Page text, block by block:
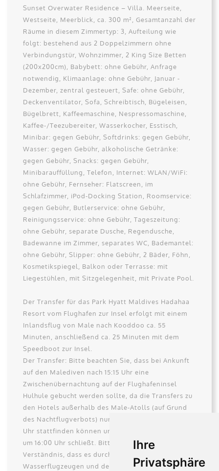
Ihre
Privatsphäre
Sunset Overwater Residence – Villa. Meerseite,
Westseite, Meerblick, ca. 300 m², Gesamtanzahl der
Räume in diesem Zimmertyp: 3, Aufteilung wie
folgt: bestehend aus 2 Doppelzimmern ohne
Verbindungstür, Wohnzimmer, 2 King Size Betten
(200x200cm), Babybett: ohne Gebühr, Anfrage
notwendig, Klimaanlage: ohne Gebühr, Januar -
Dezember, zentral gesteuert, Safe: ohne Gebühr,
Deckenventilator, Sofa, Schreibtisch, Bügeleisen,
Bügelbrett, Kaffeemaschine, Nespressomaschine,
Kaffee-/Teezubereiter, Wasserkocher, Esstisch,
Minibar: gegen Gebühr, Softdrinks: gegen Gebühr,
Wasser: gegen Gebühr, alkoholische Getränke:
gegen Gebühr, Snacks: gegen Gebühr,
Minibarauffüllung, Telefon, Internet: WLAN/WiFi:
ohne Gebühr, Fernseher: Flatscreen, im
Schlafzimmer, iPod-Docking Station, Roomservice:
gegen Gebühr, Butlerservice: ohne Gebühr,
Reinigungsservice: ohne Gebühr, Tageszeitung:
ohne Gebühr, separate Dusche, Regendusche,
Badewanne im Zimmer, separates WC, Bademantel:
ohne Gebühr, Slipper: ohne Gebühr, 2 Bäder, Föhn,
Kosmetikspiegel, Balkon oder Terrasse: mit
Liegestühlen, mit Sitzgelegenheit, mit Private Pool.
Der Transfer für das Park Hyatt Maldives Hadahaa
Resort vom Flughafen zur Insel erfolgt mit einem
Inlandsflug von Male nach Kooddoo ca. 55
Minuten, anschließend ca. 25 Minuten mit dem
Speedboot zur Insel.
Der Transfer: Bitte beachten Sie, dass bei Ankunft
auf den Malediven nach 15:15 Uhr eine
Zwischenübernachtung auf der Flughafeninsel
Hulhule gebucht werden sollte, da die Transfers zu
den Hotels außerhalb des Male-Atolls (auf Grund
des Nachtflugverbots) nur zwischen 6 und 18:00
Uhr stattfinden können und der Check In bereits
um 16:00 Uhr schließt. Bitte haben Sie dafür
Verständnis, dass es durch die begrenzte Anzahl an
Wasserflugzeugen und den gesammelten Transfers